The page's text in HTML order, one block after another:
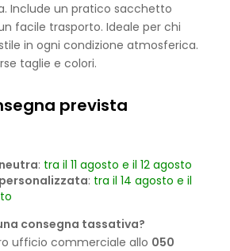
Include un pratico sacchetto
facile trasporto. Ideale per chi
in ogni condizione atmosferica.
taglie e colori.
prevista
: tra il 11 agosto e il 12 agosto
: tra il 14 agosto e il
consegna tassativa?
ufficio commerciale allo 050